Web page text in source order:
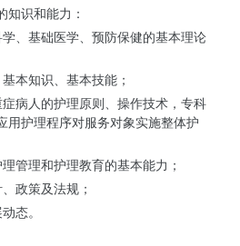
识和能力：
、基础医学、预防保健的基本理论
本知识、基本技能；
病人的护理原则、操作技术，专科
用护理程序对服务对象实施整体护
管理和护理教育的基本能力；
政策及法规；
态。